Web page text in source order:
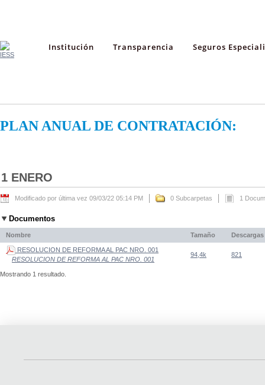
Institución Transparencia Seguros
PLAN ANUAL DE CONTRATACIÓN:
1 ENERO
Modificado por última vez 09/03/22 05:14 PM 0 Subcarpetas 1
Documentos
Nombre Tamaño Descargas
RESOLUCION DE REFORMA AL PAC NRO. 001
RESOLUCION DE REFORMA AL PAC NRO. 001
94,4k 821
Mostrando 1 resultado.